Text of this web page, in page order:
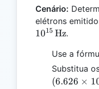
Cenário:
elétrons
1015 Hz.
Use a
Substitua
(6.626 × 1